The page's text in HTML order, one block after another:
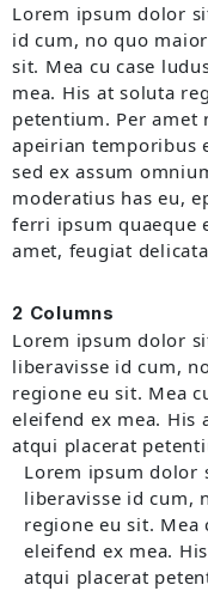
Lorem ipsum dolor
id cum, no quo
sit. Mea cu case
mea. His at soluta
petentium. Per amet
apeirian temporibus
sed ex assum
moderatius has eu,
ferri ipsum quaeque
amet, feugiat
2 Columns
Lorem ipsum dolor
liberavisse id cum,
regione eu sit. Mea
eleifend ex mea. His
atqui placerat
Lorem ipsum dolor
liberavisse id cum,
regione eu sit. Mea
eleifend ex mea.
atqui placerat